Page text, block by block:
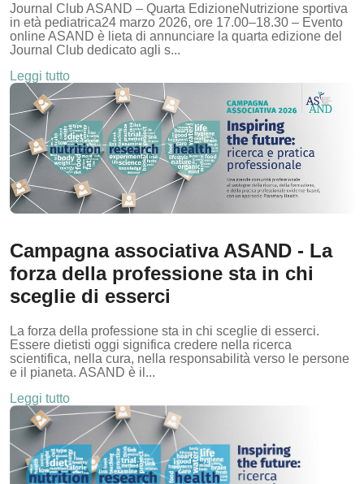
Journal Club ASAND – Quarta EdizioneNutrizione sportiva
in età pediatrica24 marzo 2026, ore 17.00–18.30 – Evento
online ASAND è lieta di annunciare la quarta edizione del
Journal Club dedicato agli s...
Leggi tutto
Campagna associativa ASAND - La
forza della professione sta in chi
sceglie di esserci
La forza della professione sta in chi sceglie di esserci.
Essere dietisti oggi significa credere nella ricerca
scientifica, nella cura, nella responsabilità verso le persone
e il pianeta. ASAND è il...
Leggi tutto